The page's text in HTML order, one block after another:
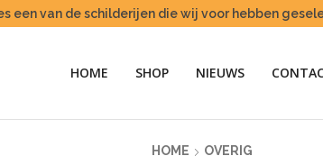
een van de schilderijen die wij voor hebben
HOME SHOP NIEUWS
HOME OVERIG